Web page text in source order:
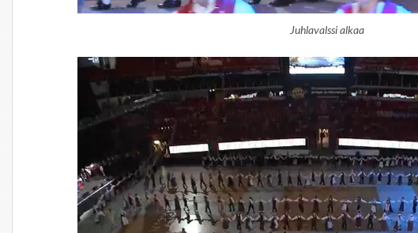
Juhlavalssi alkaa